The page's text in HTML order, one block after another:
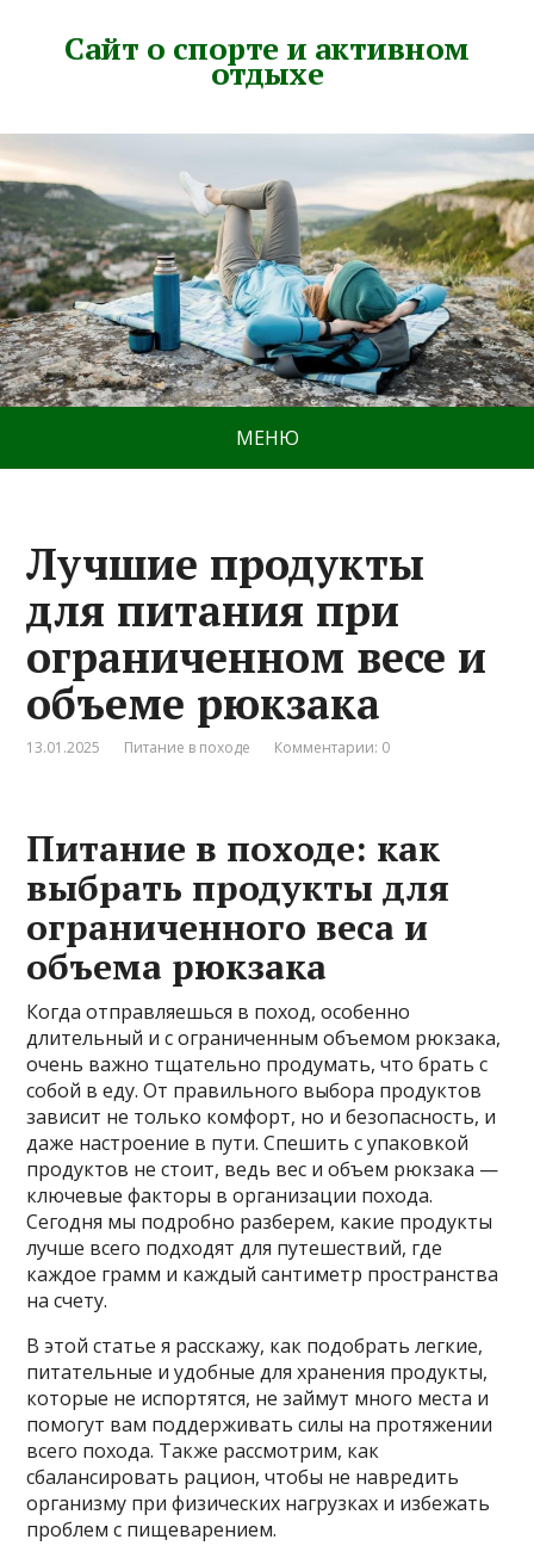
Сайт о спорте и активном
отдыхе
МЕНЮ
Лучшие продукты
для питания при
ограниченном весе и
объеме рюкзака
13.01.2025 Питание в походе Комментарии: 0
Питание в походе: как
выбрать продукты для
ограниченного веса и
объема рюкзака
Когда отправляешься в поход, особенно
длительный и с ограниченным объемом рюкзака,
очень важно тщательно продумать, что брать с
собой в еду. От правильного выбора продуктов
зависит не только комфорт, но и безопасность, и
даже настроение в пути. Спешить с упаковкой
продуктов не стоит, ведь вес и объем рюкзака —
ключевые факторы в организации похода.
Сегодня мы подробно разберем, какие продукты
лучше всего подходят для путешествий, где
каждое грамм и каждый сантиметр пространства
на счету.
В этой статье я расскажу, как подобрать легкие,
питательные и удобные для хранения продукты,
которые не испортятся, не займут много места и
помогут вам поддерживать силы на протяжении
всего похода. Также рассмотрим, как
сбалансировать рацион, чтобы не навредить
организму при физических нагрузках и избежать
проблем с пищеварением.